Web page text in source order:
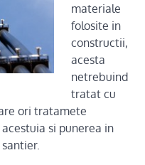
materiale
folosite in
constructii,
acesta
netrebuind
tratat cu
ori tratamete
si punerea in